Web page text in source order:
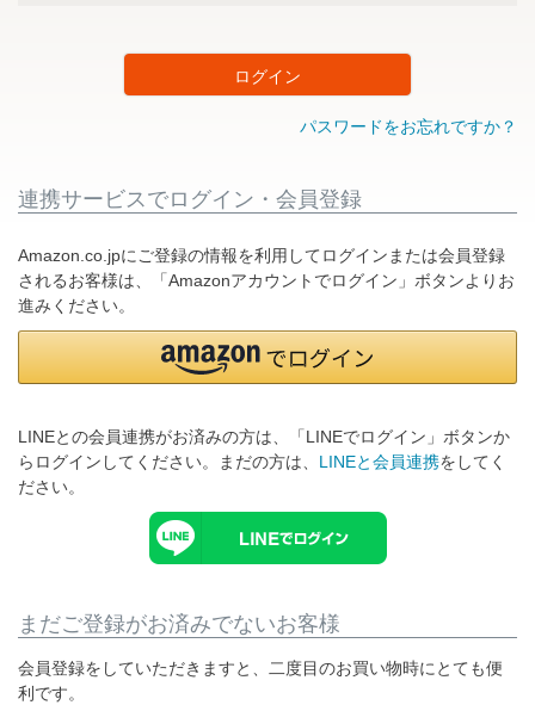
ログイン
パスワードをお忘れですか？
連携サービスでログイン・会員登録
Amazon.co.jpにご登録の情報を利用してログインまたは会員登録
されるお客様は、「Amazonアカウントでログイン」ボタンよりお
進みください。
LINEとの会員連携がお済みの方は、「LINEでログイン」ボタンか
らログインしてください。まだの方は、 LINEと会員連携をしてく
ださい。
まだご登録がお済みでないお客様
会員登録をしていただきますと、二度目のお買い物時にとても便
利です。